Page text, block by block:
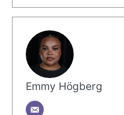
Emmy Högberg